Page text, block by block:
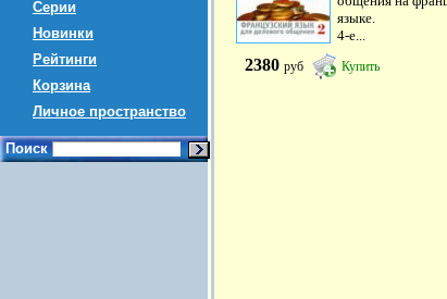
Серии
Новинки
Рейтинги
Корзина
Личное пространство
Поиск
языке.
4-е...
2380 руб Купить